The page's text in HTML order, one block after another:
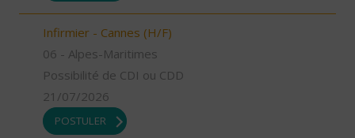
Infirmier - Cannes (H/F)
06 - Alpes-Maritimes
Possibilité de CDI ou CDD
21/07/2026
POSTULER